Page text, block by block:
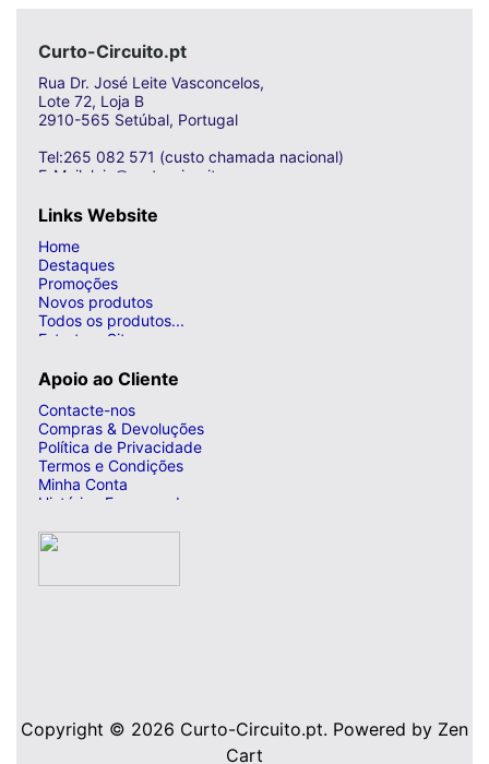
Curto-Circuito.pt
Rua Dr. José Leite Vasconcelos,
Lote 72, Loja B
2910-565 Setúbal, Portugal
Tel:265 082 571 (custo chamada nacional)
E-Mail: loja@curto-circuito.com
Links Website
Home
Destaques
Promoções
Novos produtos
Todos os produtos...
Estrutura Site
Apoio ao Cliente
Contacte-nos
Compras & Devoluções
Política de Privacidade
Termos e Condições
Minha Conta
Histórico Encomendas
Copyright © 2026 Curto-Circuito.pt. Powered by Zen
Cart